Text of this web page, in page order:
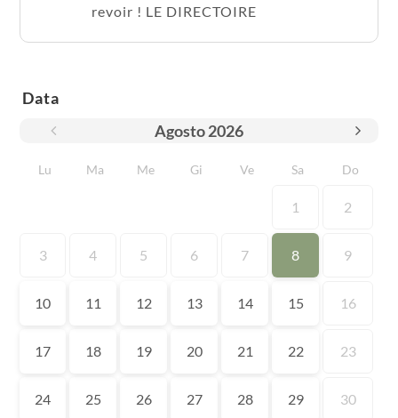
revoir ! LE DIRECTOIRE
Data
Agosto2026
Lu Ma Me Gi Ve Sa Do
1 2
3 4 5 6 7 8 9
10 11 12 13 14 15 16
17 18 19 20 21 22 23
24 25 26 27 28 29 30